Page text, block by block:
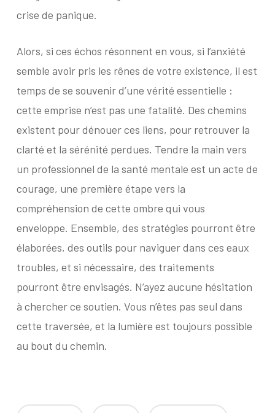
crise de panique.
Alors, si ces échos résonnent en vous, si l’anxiété
semble avoir pris les rênes de votre existence, il est
temps de se souvenir d’une vérité essentielle :
cette emprise n’est pas une fatalité. Des chemins
existent pour dénouer ces liens, pour retrouver la
clarté et la sérénité perdues. Tendre la main vers
un professionnel de la santé mentale est un acte de
courage, une première étape vers la
compréhension de cette ombre qui vous
enveloppe. Ensemble, des stratégies pourront être
élaborées, des outils pour naviguer dans ces eaux
troubles, et si nécessaire, des traitements
pourront être envisagés. N’ayez aucune hésitation
à chercher ce soutien. Vous n’êtes pas seul dans
cette traversée, et la lumière est toujours possible
au bout du chemin.